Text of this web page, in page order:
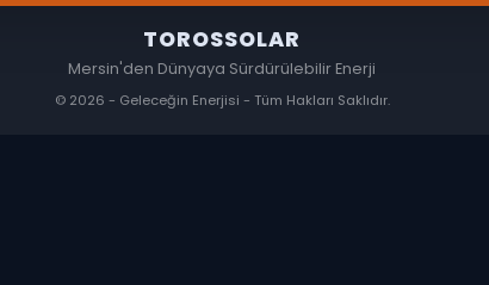
TOROSSOLAR
Mersin'den Dünyaya Sürdürülebilir Enerji
© 2026 - Geleceğin Enerjisi - Tüm Hakları Saklıdır.